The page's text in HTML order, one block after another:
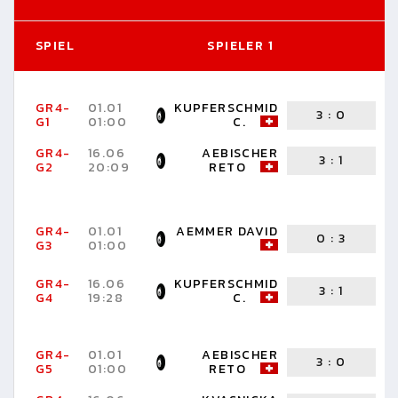
SPIEL SPIELER 1
GR4-
G1
01.01
01:00
KUPFERSCHMID
C. 3 : 0
GR4-
G2
16.06
20:09
AEBISCHER
RETO 3 :1
GR4-
G3
01.01
01:00
AEMMER DAVID 0 :3
GR4-
G4
16.06
19:28
KUPFERSCHMID
C. 3 :1
GR4-
G5
01.01
01:00
AEBISCHER
RETO 3 : 0